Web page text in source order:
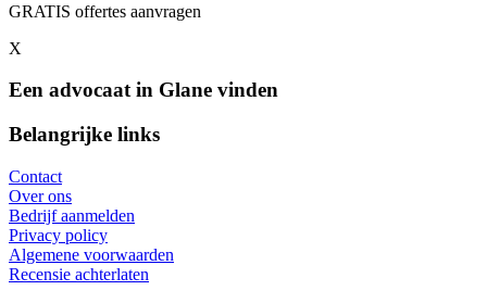
GRATIS offertes aanvragen
X
Een advocaat in Glane vinden
Belangrijke links
Contact
Over ons
Bedrijf aanmelden
Privacy policy
Algemene voorwaarden
Recensie achterlaten